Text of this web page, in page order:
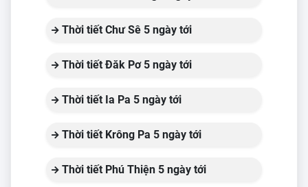
Thời tiết Chư Sê 5 ngày tới
Thời tiết Đăk Pơ 5 ngày tới
Thời tiết Ia Pa 5 ngày tới
Thời tiết Krông Pa 5 ngày tới
Thời tiết Phú Thiện 5 ngày tới